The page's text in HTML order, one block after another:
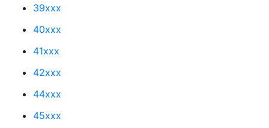
39xxx
40xxx
41xxx
42xxx
44xxx
45xxx